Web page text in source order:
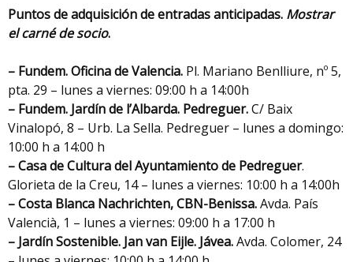
Puntos de adquisición de entradas anticipadas. Mostrar
el carné de socio.
– Fundem. Oficina de Valencia. Pl. Mariano Benlliure, nº 5,
pta. 29 – lunes a viernes: 09:00 h a 14:00h
– Fundem. Jardín de l’Albarda. Pedreguer.C/ Baix
Vinalopó, 8 – Urb. La Sella. Pedreguer – lunes a domingo:
10:00 h a 14:00 h
– Casa de Cultura del Ayuntamiento de Pedreguer.
Glorieta de la Creu, 14 – lunes a viernes: 10:00 h a 14:00h
– Costa Blanca Nachrichten,CBN-Benissa.Avda. País
Valencià, 1 – lunes a viernes: 09:00 h a 17:00 h
– Jardín Sostenible. Jan van Eijle. Jávea.Avda. Colomer, 24